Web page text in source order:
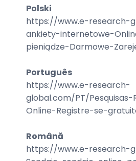
Polski
https://www.e-research-
ankiety-internetowe-
pieniądze-Darmowe-
Português
https://www.e-research-
global.com/PT/
Online-Registre-se-
Română
https://www.e-research-